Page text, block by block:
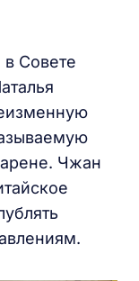
Совете
Чжан